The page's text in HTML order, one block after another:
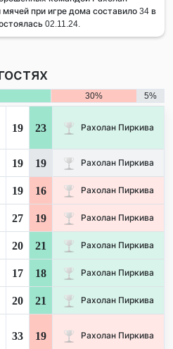
при игре дома составило 34 в
02.11.24.
30% 5%
19 23 Рахолан Пиркива
19 19 Рахолан Пиркива
19 16 Рахолан Пиркива
27 19 Рахолан Пиркива
20 21 Рахолан Пиркива
17 18 Рахолан Пиркива
20 21 Рахолан Пиркива
33 19 Рахолан Пиркива